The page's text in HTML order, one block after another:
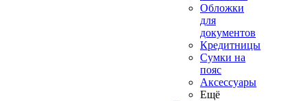
Обложки
для
документов
Кредитницы
Сумки на
пояс
Аксессуары
Ещё